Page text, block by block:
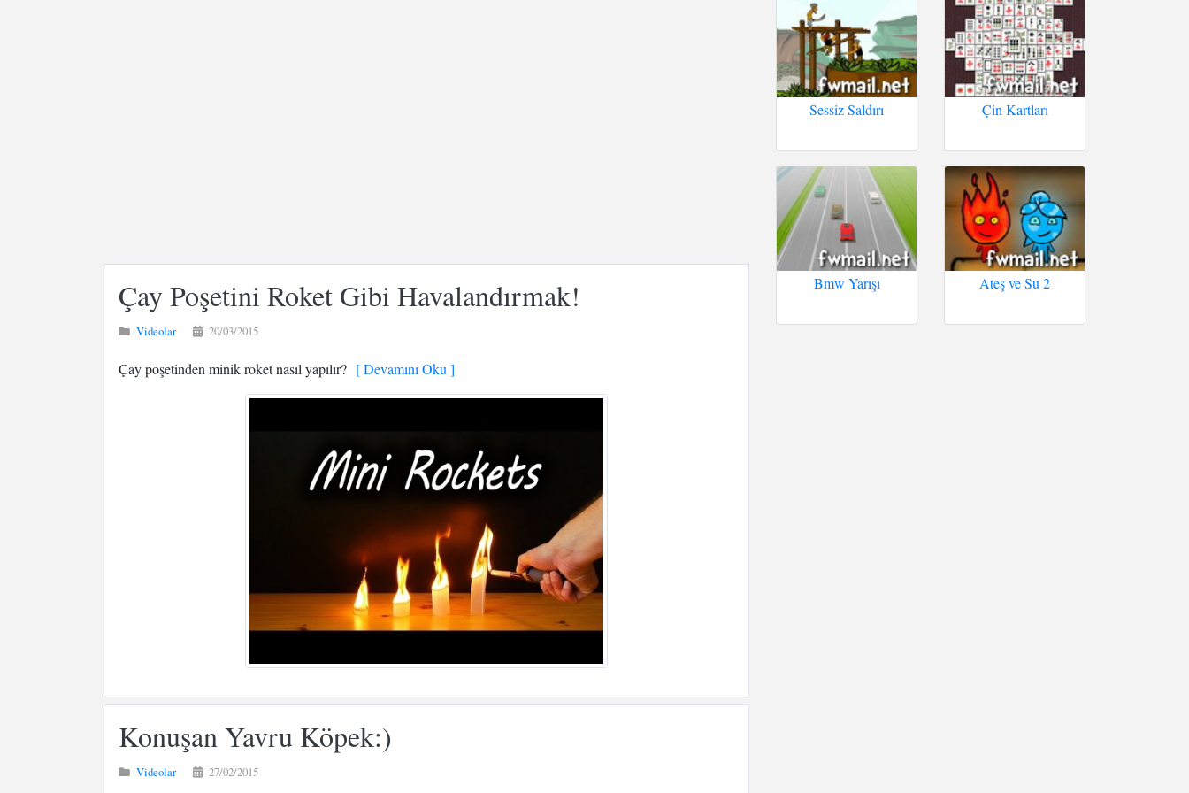
Çay Poşetini Roket Gibi Havalandırmak!
Videolar 20/03/2015
Çay poşetinden minik roket nasıl yapılır? [ Devamını Oku ]
Konuşan Yavru Köpek:)
Videolar 27/02/2015
Sessiz Saldırı Çin Kartları
Bmw Yarışı Ateş ve Su 2